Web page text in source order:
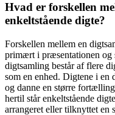
Hvad er forskellen
enkeltstående digte?
Forskellen mellem en
primært i præsentationen og
digtsamling består af flere
som en enhed. Digtene i en
og danne en større
hertil står enkeltstående
arrangeret eller tilknyttet en